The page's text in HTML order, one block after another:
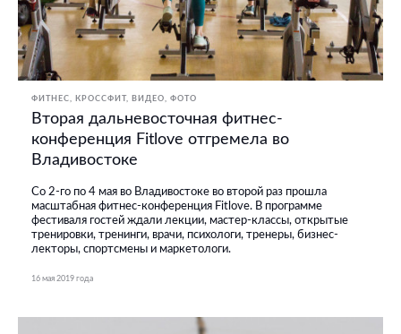
ФИТНЕС, КРОССФИТ ВИДЕО ФОТО
Вторая дальневосточная фитнес-
конференция Fitlove отгремела во
Владивостоке
Со 2-го по 4 мая во Владивостоке во второй раз прошла
масштабная фитнес-конференция Fitlove. В программе
фестиваля гостей ждали лекции, мастер-классы, открытые
тренировки, тренинги, врачи, психологи, тренеры, бизнес-
лекторы, спортсмены и маркетологи.
16 мая 2019 года